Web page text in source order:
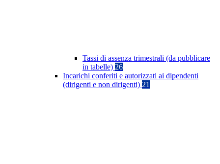
Tassi di assenza trimestrali (da pubblicare
in tabelle) 26
Incarichi conferiti e autorizzati ai dipendenti
(dirigenti e non dirigenti) 21